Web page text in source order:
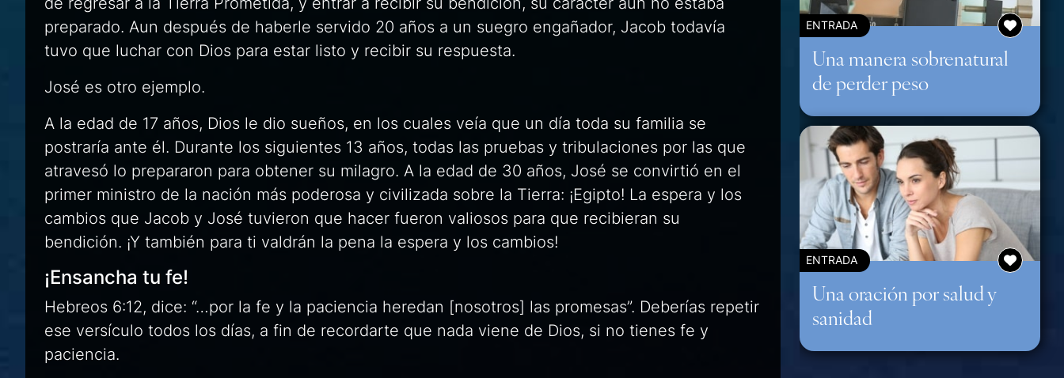
preparado. Aun después de haberle servido 20 años a un suegro engañador, Jacob todavía
tuvo que luchar con Dios para estar listo y recibir su respuesta.
José es otro ejemplo.
A la edad de 17 años, Dios le dio sueños, en los cuales veía que un día toda su familia se
postraría ante él. Durante los siguientes 13 años, todas las pruebas y tribulaciones por las que
atravesó lo prepararon para obtener su milagro. A la edad de 30 años, José se convirtió en el
primer ministro de la nación más poderosa y civilizada sobre la Tierra: ¡Egipto! La espera y los
cambios que Jacob y José tuvieron que hacer fueron valiosos para que recibieran su
bendición. ¡Y también para ti valdrán la pena la espera y los cambios!
¡Ensancha tu fe!
Hebreos 6:12, dice: “…por la fe y la paciencia heredan [nosotros] las promesas”. Deberías repetir
ese versículo todos los días, a fin de recordarte que nada viene de Dios, si no tienes fe y
paciencia.
ENTRADA
Una manera sobrenatural
de perder peso
ENTRADA
Una oración por salud y
sanidad